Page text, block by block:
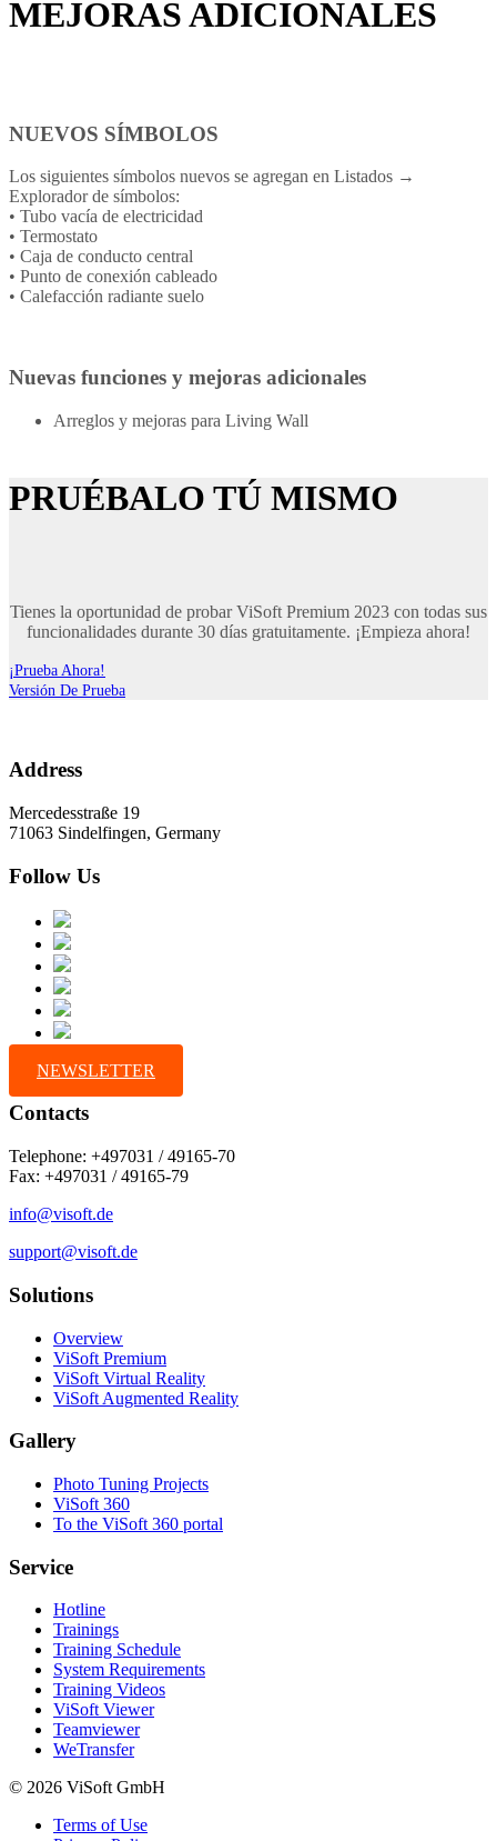
MEJORAS ADICIONALES
NUEVOS SÍMBOLOS
Los siguientes símbolos nuevos se agregan en Listados →
Explorador de símbolos:
• Tubo vacía de electricidad
• Termostato
• Caja de conducto central
• Punto de conexión cableado
• Calefacción radiante suelo
Nuevas funciones y mejoras adicionales
Arreglos y mejoras para Living Wall
PRUÉBALO TÚ MISMO
Tienes la oportunidad de probar ViSoft Premium 2023 con todas sus
funcionalidades durante 30 días gratuitamente. ¡Empieza ahora!
¡Prueba Ahora!
Versión De Prueba
Address
Mercedesstraße 19
71063 Sindelfingen, Germany
Follow Us
NEWSLETTER
Contacts
Telephone: +497031 / 49165-70
Fax: +497031 / 49165-79
info@visoft.de
support@visoft.de
Solutions
Overview
ViSoft Premium
ViSoft Virtual Reality
ViSoft Augmented Reality
Gallery
Photo Tuning Projects
ViSoft 360
To the ViSoft 360 portal
Service
Hotline
Trainings
Training Schedule
System Requirements
Training Videos
ViSoft Viewer
Teamviewer
WeTransfer
© 2026 ViSoft GmbH
Terms of Use